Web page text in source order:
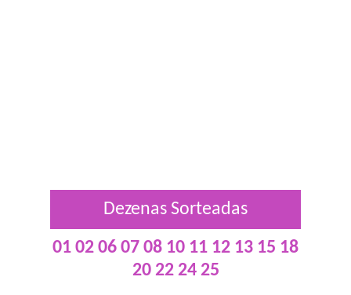
Dezenas Sorteadas
01 02 06 07 08 10 11 12 13 15 18
20 22 24 25